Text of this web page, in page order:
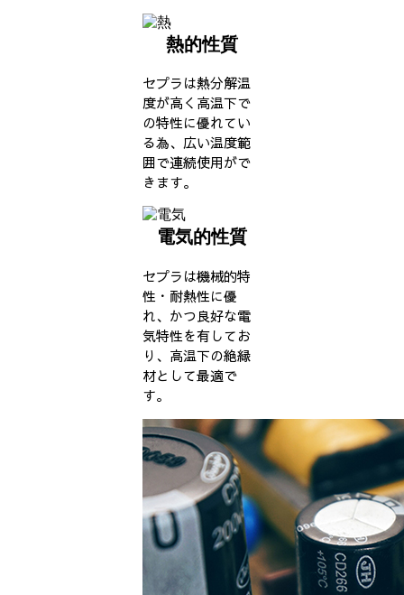
熱的性質
セプラは熱分解温
度が高く高温下で
の特性に優れてい
る為、広い温度範
囲で連続使用がで
きます。
電気的性質
セプラは機械的特
性・耐熱性に優
れ、かつ良好な電
気特性を有してお
り、高温下の絶縁
材として最適で
す。